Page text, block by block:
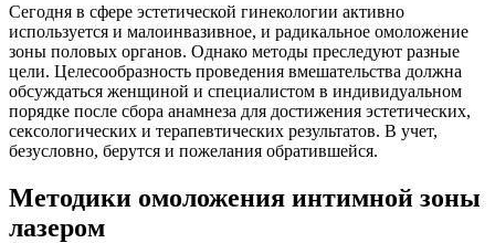
Сегодня в сфере эстетической гинекологии активно
используется и малоинвазивное, и радикальное омоложение
зоны половых органов. Однако методы преследуют разные
цели. Целесообразность проведения вмешательства должна
обсуждаться женщиной и специалистом в индивидуальном
порядке после сбора анамнеза для достижения эстетических,
сексологических и терапевтических результатов. В учет,
безусловно, берутся и пожелания обратившейся.
Методики омоложения интимной зоны
лазером